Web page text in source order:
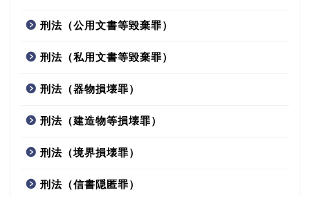
刑法（公用文書等毀棄罪）
刑法（私用文書等毀棄罪）
刑法（器物損壊罪）
刑法（建造物等損壊罪）
刑法（境界損壊罪）
刑法（信書隠匿罪）